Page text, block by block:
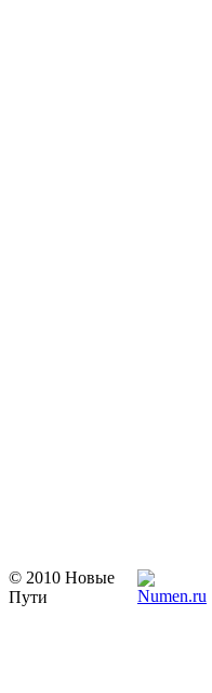
© 2010 Новые
Пути